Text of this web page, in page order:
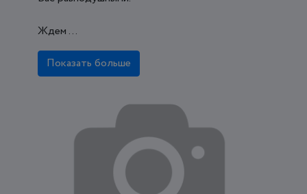
Ждем ...
Показать больше